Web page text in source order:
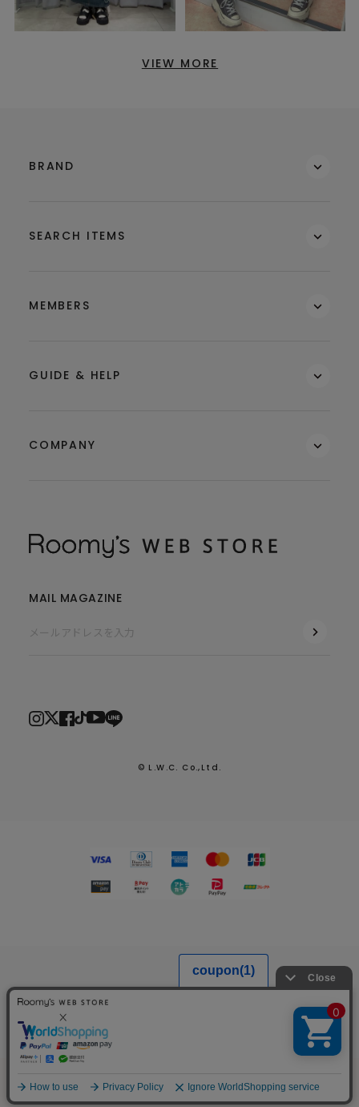
2026.7.29
熊本県熊本地方を震源とする地震による配送への影響につい
て
VIEW MORE
BRAND
SEARCH ITEMS
MEMBERS
GUIDE & HELP
COMPANY
MAIL MAGAZINE
© L.W.C. Co.,Ltd.